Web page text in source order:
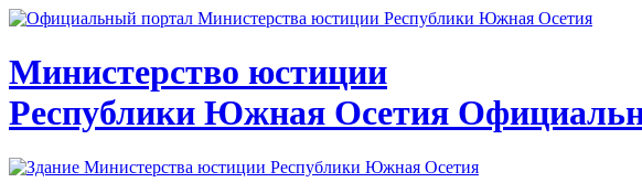
Министерство юстиции
Республики Южная Осетия